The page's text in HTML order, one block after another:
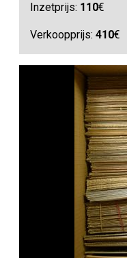
Inzetprijs: 110€
Verkoopprijs:410€